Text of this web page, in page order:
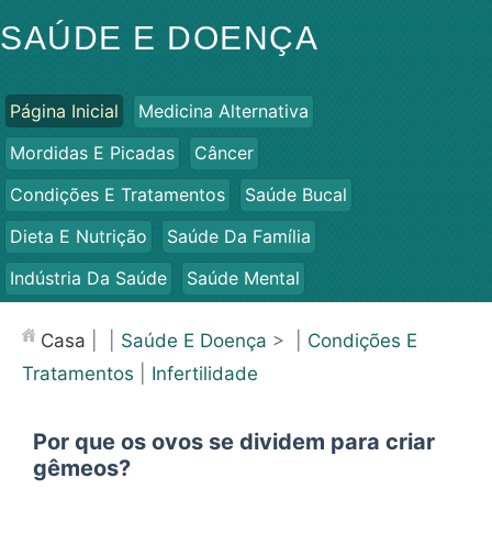
SAÚDE E DOENÇA
Página Inicial
Medicina Alternativa
Mordidas E Picadas
Câncer
Condições E Tratamentos
Saúde Bucal
Dieta E Nutrição
Saúde Da Família
Indústria Da Saúde
Saúde Mental
Saúde
Casa Saúde E Doença > | Condições E
Tratamentos
Infertilidade
Por que os ovos se dividem para criar
gêmeos?